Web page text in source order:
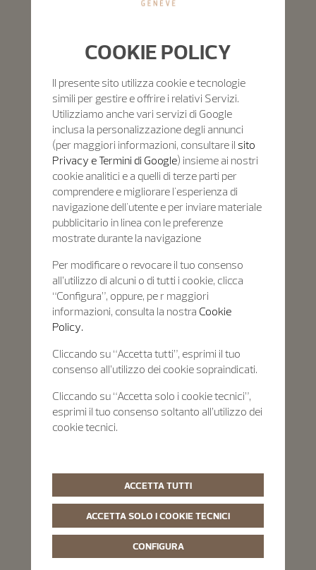
COOKIE POLICY
Il presente sito utilizza cookie e tecnologie
simili per gestire e offrire i relativi Servizi.
Utilizziamo anche vari servizi di Google
inclusa la personalizzazione degli annunci
(per maggiori informazioni, consultare il sito
Privacy e Termini di Google) insieme ai nostri
cookie analitici e a quelli di terze parti per
comprendere e migliorare l'esperienza di
navigazione dell'utente e per inviare materiale
pubblicitario in linea con le preferenze
mostrate durante la navigazione
Per modificare o revocare il tuo consenso
all’utilizzo di alcuni o di tutti i cookie, clicca
“Configura”, oppure, pe r maggiori
informazioni, consulta la nostra Cookie
Policy.
Cliccando su “Accetta tutti”, esprimi il tuo
consenso all’utilizzo dei cookie sopraindicati.
Cliccando su “Accetta solo i cookie tecnici”,
esprimi il tuo consenso soltanto all’utilizzo dei
cookie tecnici.
ACCETTA TUTTI
ACCETTA SOLO I COOKIE TECNICI
CONFIGURA